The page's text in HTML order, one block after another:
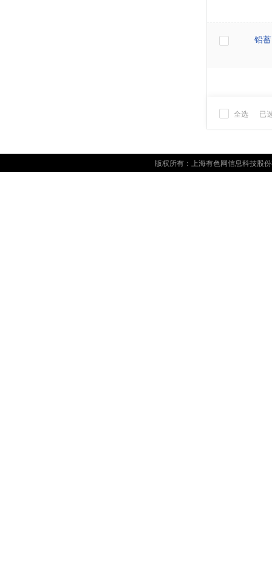
铅
全选 已
版权所有：上海有色网信息科技股